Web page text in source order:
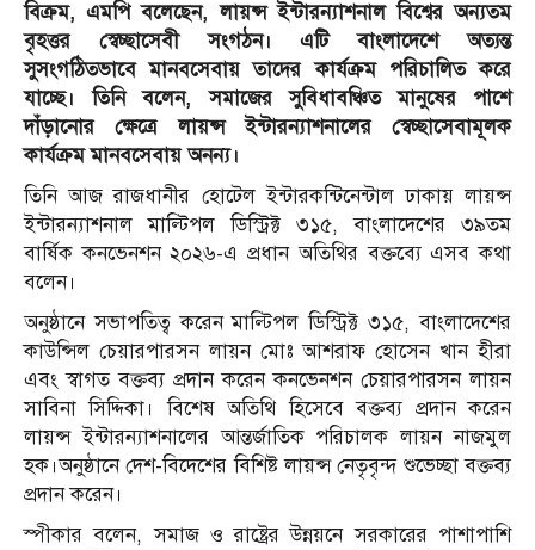
বিক্রম, এমপি বলেছেন, লায়ন্স ইন্টারন্যাশনাল বিশ্বের অন্যতম
বৃহত্তর স্বেচ্ছাসেবী সংগঠন। এটি বাংলাদেশে অত্যন্ত
সুসংগঠিতভাবে মানবসেবায় তাদের কার্যক্রম পরিচালিত করে
যাচ্ছে। তিনি বলেন, সমাজের সুবিধাবঞ্চিত মানুষের পাশে
দাঁড়ানোর ক্ষেত্রে লায়ন্স ইন্টারন্যাশনালের স্বেচ্ছাসেবামূলক
কার্যক্রম মানবসেবায় অনন্য।
তিনি আজ রাজধানীর হোটেল ইন্টারকন্টিনেন্টাল ঢাকায় লায়ন্স
ইন্টারন্যাশনাল মাল্টিপল ডিস্ট্রিক্ট ৩১৫, বাংলাদেশের ৩৯তম
বার্ষিক কনভেনশন ২০২৬-এ প্রধান অতিথির বক্তব্যে এসব কথা
বলেন।
অনুষ্ঠানে সভাপতিত্ব করেন মাল্টিপল ডিস্ট্রিক্ট ৩১৫, বাংলাদেশের
কাউন্সিল চেয়ারপারসন লায়ন মোঃ আশরাফ হোসেন খান হীরা
এবং স্বাগত বক্তব্য প্রদান করেন কনভেনশন চেয়ারপারসন লায়ন
সাবিনা সিদ্দিকা। বিশেষ অতিথি হিসেবে বক্তব্য প্রদান করেন
লায়ন্স ইন্টারন্যাশনালের আন্তর্জাতিক পরিচালক লায়ন নাজমুল
হক।অনুষ্ঠানে দেশ-বিদেশের বিশিষ্ট লায়ন্স নেতৃবৃন্দ শুভেচ্ছা বক্তব্য
প্রদান করেন।
স্পীকার বলেন, সমাজ ও রাষ্ট্রের উন্নয়নে সরকারের পাশাপাশি